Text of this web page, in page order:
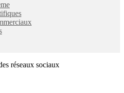
réseaux sociaux